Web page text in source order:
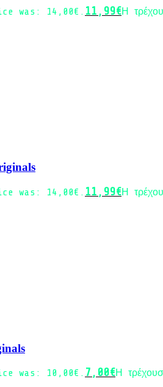
was: 14,00€. 11,99€Η
was: 14,00€. 11,99€Η
was: 10,00€. 7,00€Η